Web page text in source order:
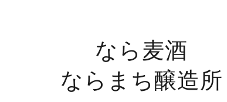
なら麦酒
ならまち醸造所